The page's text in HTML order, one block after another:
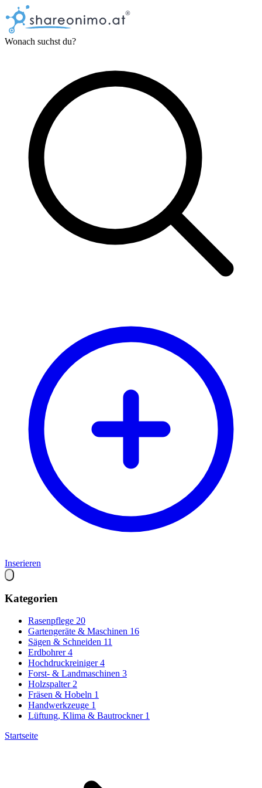
Wonach suchst du?
Inserieren
Kategorien
Rasenpflege 20
Gartengeräte & Maschinen 16
Sägen & Schneiden 11
Erdbohrer 4
Hochdruckreiniger 4
Forst- & Landmaschinen 3
Holzspalter 2
Fräsen & Hobeln 1
Handwerkzeuge 1
Lüftung, Klima & Bautrockner 1
Startseite